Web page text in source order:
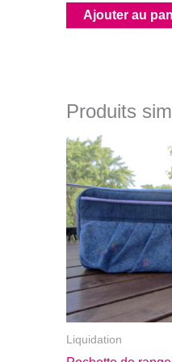
initial
était :
actuel
est :
Ajouter au
Produits
Liquidation